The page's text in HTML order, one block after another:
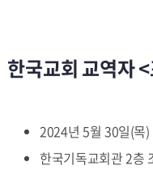
한국교회 교역자
2024년 5월 30일(목
한국기독교회관 2층